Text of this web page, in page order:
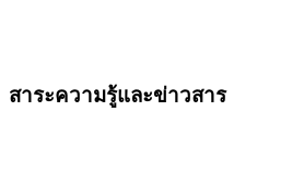
สาระความรู้และข่าวสาร